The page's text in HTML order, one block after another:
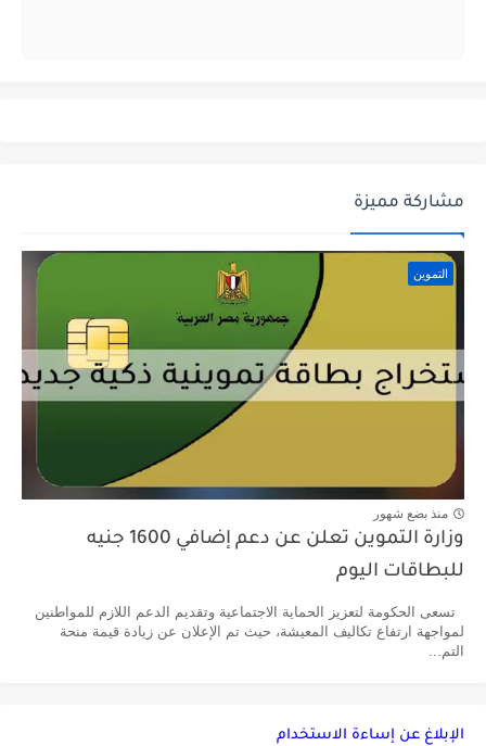
مشاركة مميزة
التموين
منذ بضع شهور
وزارة التموين تعلن عن دعم إضافي 1600 جنيه
للبطاقات اليوم
تسعى الحكومة لتعزيز الحماية الاجتماعية وتقديم الدعم اللازم للمواطنين
لمواجهة ارتفاع تكاليف المعيشة، حيث تم الإعلان عن زيادة قيمة منحة
التم...
الإبلاغ عن إساءة الاستخدام